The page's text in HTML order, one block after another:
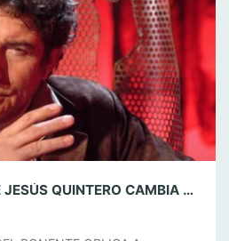
LA CONFERENCIA DE JESÚS QUINTERO CAMBIA DE FECHA Y SE CELEBRARÁ EL JUEVES 25